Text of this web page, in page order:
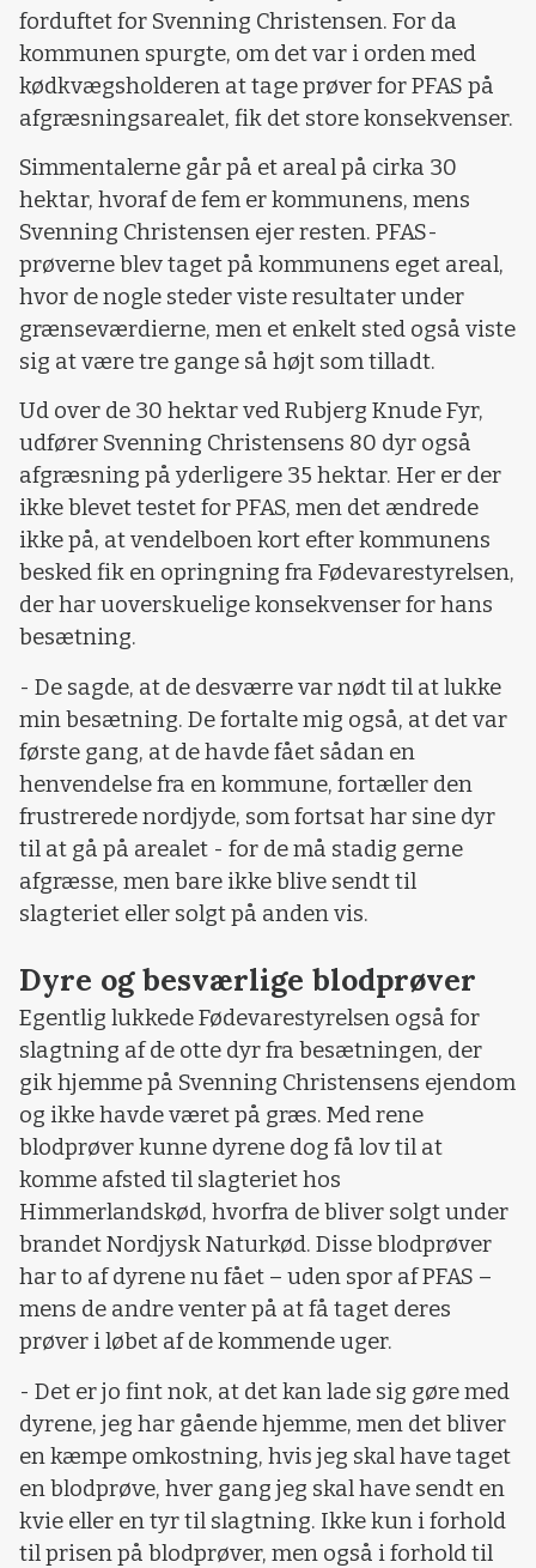
forduftet for Svenning Christensen. For da
kommunen spurgte, om det var i orden med
kødkvægsholderen at tage prøver for PFAS på
afgræsningsarealet, fik det store konsekvenser.
Simmentalerne går på et areal på cirka 30
hektar, hvoraf de fem er kommunens, mens
Svenning Christensen ejer resten. PFAS-
prøverne blev taget på kommunens eget areal,
hvor de nogle steder viste resultater under
grænseværdierne, men et enkelt sted også viste
sig at være tre gange så højt som tilladt.
Ud over de 30 hektar ved Rubjerg Knude Fyr,
udfører Svenning Christensens 80 dyr også
afgræsning på yderligere 35 hektar. Her er der
ikke blevet testet for PFAS, men det ændrede
ikke på, at vendelboen kort efter kommunens
besked fik en opringning fra Fødevarestyrelsen,
der har uoverskuelige konsekvenser for hans
besætning.
- De sagde, at de desværre var nødt til at lukke
min besætning. De fortalte mig også, at det var
første gang, at de havde fået sådan en
henvendelse fra en kommune, fortæller den
frustrerede nordjyde, som fortsat har sine dyr
til at gå på arealet - for de må stadig gerne
afgræsse, men bare ikke blive sendt til
slagteriet eller solgt på anden vis.
Dyre og besværlige blodprøver
Egentlig lukkede Fødevarestyrelsen også for
slagtning af de otte dyr fra besætningen, der
gik hjemme på Svenning Christensens ejendom
og ikke havde været på græs. Med rene
blodprøver kunne dyrene dog få lov til at
komme afsted til slagteriet hos
Himmerlandskød, hvorfra de bliver solgt under
brandet Nordjysk Naturkød. Disse blodprøver
har to af dyrene nu fået – uden spor af PFAS –
mens de andre venter på at få taget deres
prøver i løbet af de kommende uger.
- Det er jo fint nok, at det kan lade sig gøre med
dyrene, jeg har gående hjemme, men det bliver
en kæmpe omkostning, hvis jeg skal have taget
en blodprøve, hver gang jeg skal have sendt en
kvie eller en tyr til slagtning. Ikke kun i forhold
til prisen på blodprøver, men også i forhold til